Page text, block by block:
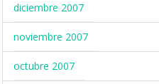
diciembre 2007
noviembre 2007
octubre 2007